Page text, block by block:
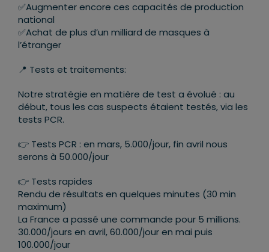
✅Augmenter encore ces capacités de production
national
✅Achat de plus d’un milliard de masques à
l’étranger
📍 Tests et traitements:
Notre stratégie en matière de test a évolué : au
début, tous les cas suspects étaient testés, via les
tests PCR.
👉 Tests PCR : en mars, 5.000/jour, fin avril nous
serons à 50.000/jour
👉 Tests rapides
Rendu de résultats en quelques minutes (30 min
maximum)
La France a passé une commande pour 5 millions.
30.000/jours en avril, 60.000/jour en mai puis
100.000/jour